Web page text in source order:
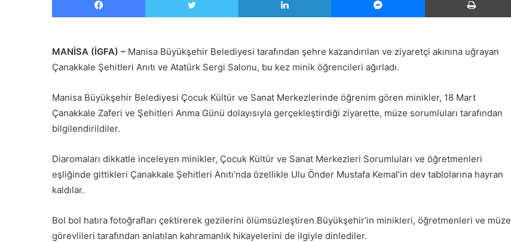
MANİSA (İGFA) – Manisa Büyükşehir Belediyesi tarafından şehre kazandırılan ve ziyaretçi akınına uğrayan
Çanakkale Şehitleri Anıtı ve Atatürk Sergi Salonu, bu kez minik öğrencileri ağırladı.
Manisa Büyükşehir Belediyesi Çocuk Kültür ve Sanat Merkezlerinde öğrenim gören minikler, 18 Mart
Çanakkale Zaferi ve Şehitleri Anma Günü dolayısıyla gerçekleştirdiği ziyarette, müze sorumluları tarafından
bilgilendirildiler.
Diaromaları dikkatle inceleyen minikler, Çocuk Kültür ve Sanat Merkezleri Sorumluları ve öğretmenleri
eşliğinde gittikleri Çanakkale Şehitleri Anıtı’nda özellikle Ulu Önder Mustafa Kemal’in dev tablolarına hayran
kaldılar.
Bol bol hatıra fotoğrafları çektirerek gezilerini ölümsüzleştiren Büyükşehir’in minikleri, öğretmenleri ve müze
görevlileri tarafından anlatılan kahramanlık hikayelerini de ilgiyle dinlediler.